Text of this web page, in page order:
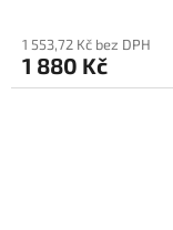
1 553,72 Kč bez DPH
1 880 Kč